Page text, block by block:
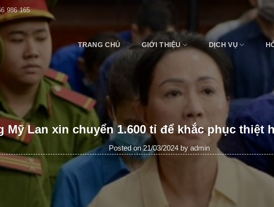
986 165
TRANG CHỦ GIỚI THIỆU DỊCH VỤ
Mỹ Lan xin chuyển 1.600 tỉ để khắc phục thiệt
Posted on 21/03/2024 by admin